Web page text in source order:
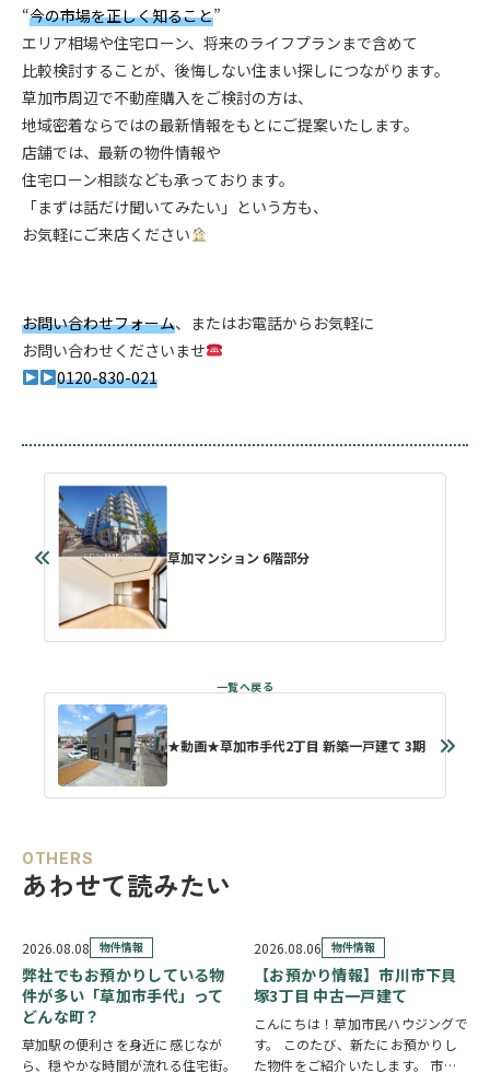
“今の市場を正しく知ること”
エリア相場や住宅ローン、将来のライフプランまで含めて
比較検討することが、後悔しない住まい探しにつながります。
草加市周辺で不動産購入をご検討の方は、
地域密着ならではの最新情報をもとにご提案いたします。
店舗では、最新の物件情報や
住宅ローン相談なども承っております。
「まずは話だけ聞いてみたい」という方も、
お気軽にご来店ください
お問い合わせフォーム、またはお電話からお気軽に
お問い合わせくださいませ
0120-830-021
草加マンション 6階部分
★動画★草加市手代2丁目 新築一戸建て 3期
OTHERS
あわせて読みたい
2026.08.08 物件情報
弊社でもお預かりしている物
件が多い「草加市手代」って
どんな町？
草加駅の便利さを身近に感じなが
ら、穏やかな時間が流れる住宅街。
2026.08.06 物件情報
【お預かり情報】市川市下貝
塚3丁目 中古一戸建て
こんにちは！草加市民ハウジングで
す。 このたび、新たにお預かりし
た物件をご紹介いたします。 市川